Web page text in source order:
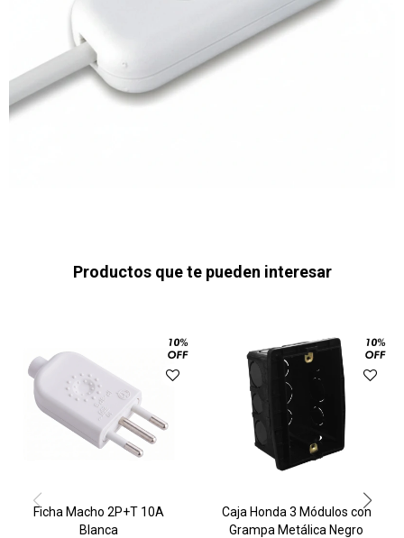
Productos que te pueden interesar
Ficha Macho 2P+T 10A
Blanca
Caja Honda 3 Módulos con
Grampa Metálica Negro